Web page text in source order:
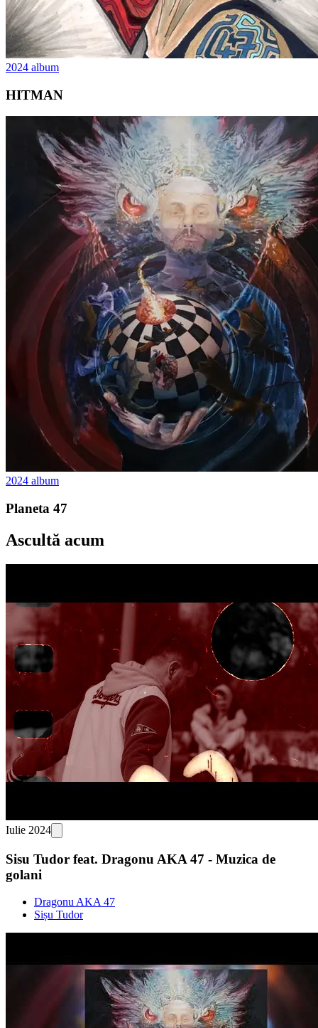
2024 album
HITMAN
2024 album
Planeta 47
Ascultă acum
Iulie 2024
Sisu Tudor feat. Dragonu AKA 47 - Muzica de
golani
Dragonu AKA 47
Sișu Tudor